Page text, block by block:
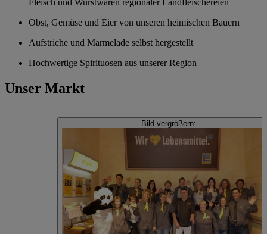
Obst, Gemüse und Eier von unseren heimischen Bauern
Aufstriche und Marmelade selbst hergestellt
Hochwertige Spirituosen aus unserer Region
Unser Markt
Bild vergrößern: